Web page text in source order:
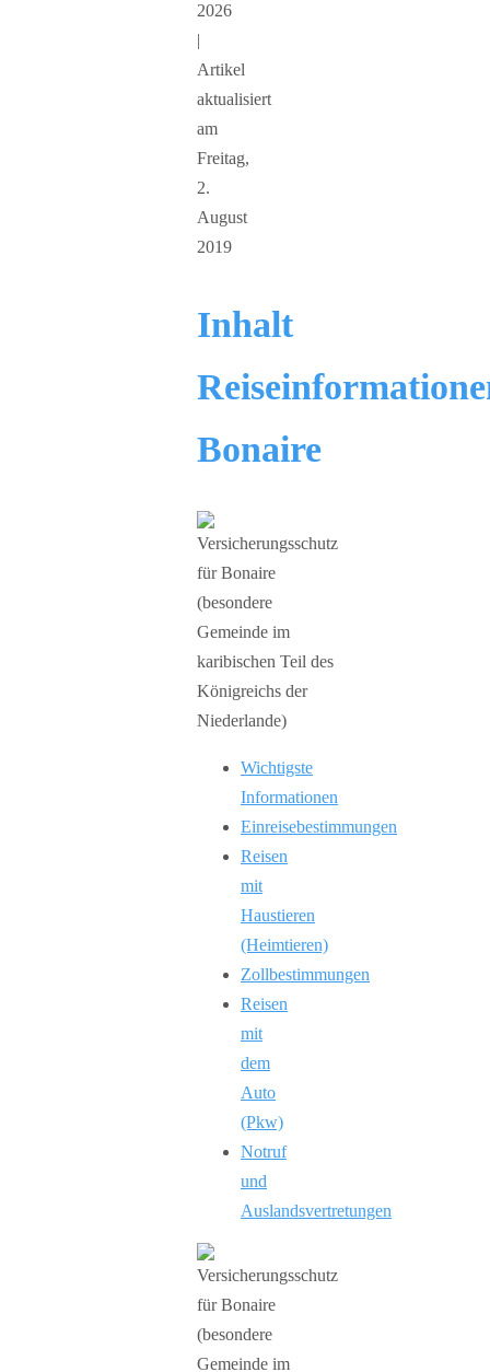
2026
|
Artikel
aktualisiert
am
Freitag,
2.
August
2019
Inhalt
Bonaire
Wichtigste
Informationen
Einreisebestimmungen
Reisen
mit
Haustieren
(Heimtieren)
Zollbestimmungen
Reisen
mit
dem
Auto
(Pkw)
Notruf
und
Auslandsvertretungen